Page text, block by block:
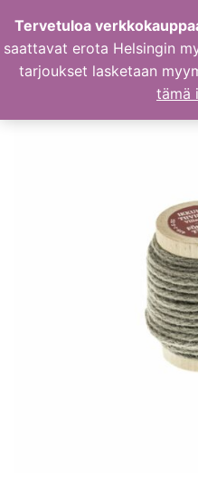
sisältöön
Tervetuloa
saattavat erota Helsingin
tarjoukset lasketaan
tämä